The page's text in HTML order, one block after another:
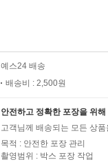
예스24 배송
배송비 : 2,500원
안전하고 정확한 포장을 위
고객님께 배송되는 모든 상
목적 : 안전한 포장 관리
촬영범위 : 박스 포장 작업